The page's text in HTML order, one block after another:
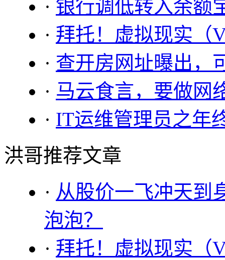
· 银行调低转入余额
· 拜托！虚拟现实（
· 查开房网址曝出，
· 马云食言，要做网
· IT运维管理员之年
洪哥推荐文章
· 从股价一飞冲天到
泡泡？
· 拜托！虚拟现实（